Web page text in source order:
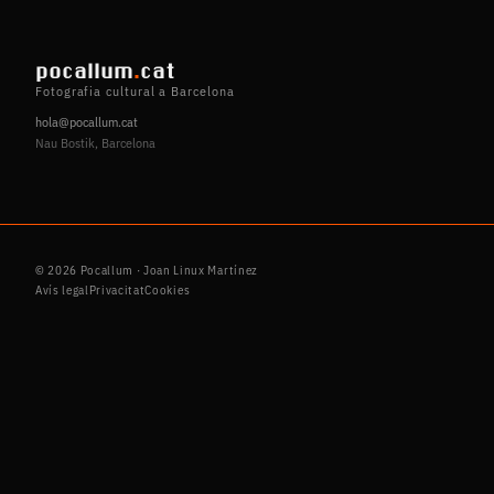
pocallum.cat
Fotografia cultural a Barcelona
hola@pocallum.cat
Nau Bostik, Barcelona
© 2026 Pocallum · Joan Linux Martínez
Avís legalPrivacitatCookies